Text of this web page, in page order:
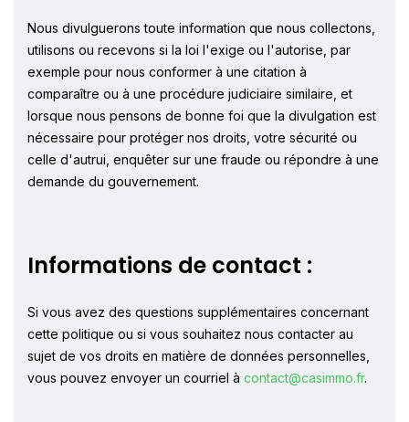
Nous divulguerons toute information que nous collectons,
utilisons ou recevons si la loi l'exige ou l'autorise, par
exemple pour nous conformer à une citation à
comparaître ou à une procédure judiciaire similaire, et
lorsque nous pensons de bonne foi que la divulgation est
nécessaire pour protéger nos droits, votre sécurité ou
celle d'autrui, enquêter sur une fraude ou répondre à une
demande du gouvernement.
Informations de contact :
Si vous avez des questions supplémentaires concernant
cette politique ou si vous souhaitez nous contacter au
sujet de vos droits en matière de données personnelles,
vous pouvez envoyer un courriel à contact@casimmo.fr.